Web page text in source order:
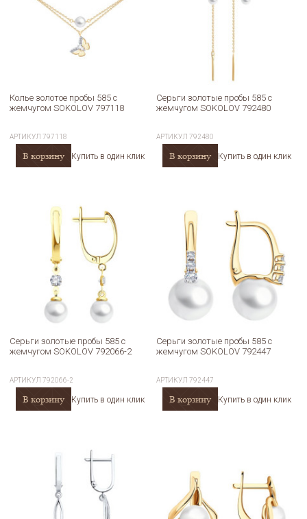
Колье золотое пробы 585 с
жемчугом SOKOLOV 797118
АРТИКУЛ797118
В корзину Купить в один клик
Серьги золотые пробы 585 с
жемчугом SOKOLOV 792480
АРТИКУЛ792480
В корзину Купить в один клик
Серьги золотые пробы 585 с
жемчугом SOKOLOV 792066-2
АРТИКУЛ792066-2
В корзину Купить в один клик
Серьги золотые пробы 585 с
жемчугом SOKOLOV 792447
АРТИКУЛ792447
В корзину Купить в один клик